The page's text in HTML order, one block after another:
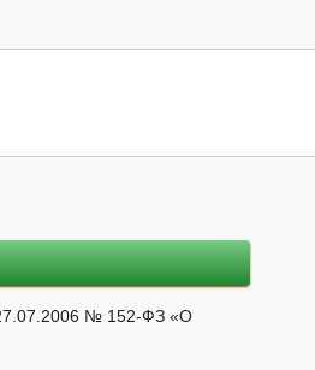
27.07.2006 № 152-ФЗ «О